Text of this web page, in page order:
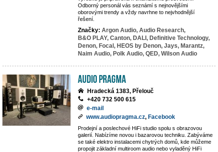
Odborný personál vás seznámí s nejnovějšími
oborovými trendy a vždy navrhne to nejvhodnější
řešení.
Značky: Argon Audio, Audio Research,
B&O PLAY, Canton, DALI, Definitive Technology,
Denon, Focal, HEOS by Denon, Jays, Marantz,
Naim Audio, Polk Audio, QED, Wilson Audio
Audio Pragma
Hradecká 1383, Přelouč
+420 732 500 615
e-mail
www.audiopragma.cz, Facebook
Prodejní a poslechové HiFi studio spolu s obrazovou
galerií. Nabízíme novou i bazarovou techniku. Zabýváme
se také elektro instalacemi chytrých domů, kde můžeme
propojit základní multiroom audio nebo vyladěný HiFi